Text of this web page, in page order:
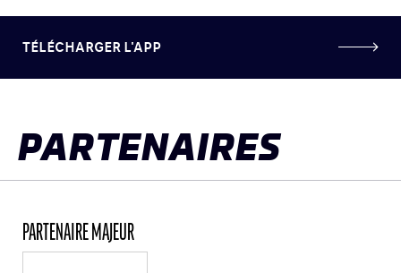
TÉLÉCHARGER L'APP
PARTENAIRES
PARTENAIRE MAJEUR